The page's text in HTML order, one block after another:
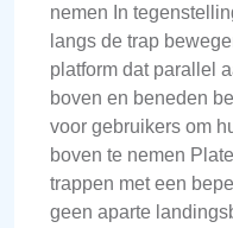
nemen In
langs de trap
platform dat parallel
boven en beneden
voor gebruikers om
boven te nemen
trappen met een
geen aparte